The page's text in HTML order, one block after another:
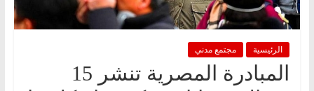
الرئيسية مجتمع مدني
المبادرة المصرية تنشر 15